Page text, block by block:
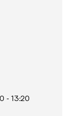
- 13:20